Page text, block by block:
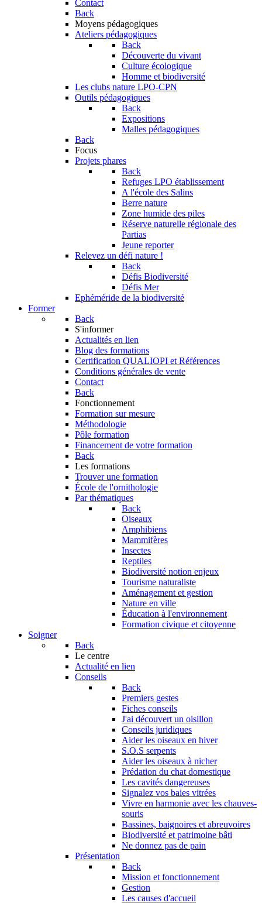
Contact
Back
Moyens pédagogiques
Ateliers pédagogiques
Back
Découverte du vivant
Culture écologique
Homme et biodiversité
Les clubs nature LPO-CPN
Outils pédagogiques
Back
Expositions
Malles pédagogiques
Back
Focus
Projets phares
Back
Refuges LPO établissement
A l'école des Salins
Berre nature
Zone humide des piles
Réserve naturelle régionale des
Partias
Jeune reporter
Relevez un défi nature !
Back
Défis Biodiversité
Défis Mer
Ephéméride de la biodiversité
Former
Back
S'informer
Actualités en lien
Blog des formations
Certification QUALIOPI et Références
Conditions générales de vente
Contact
Back
Fonctionnement
Formation sur mesure
Méthodologie
Pôle formation
Financement de votre formation
Back
Les formations
Trouver une formation
École de l'ornithologie
Par thématiques
Back
Oiseaux
Amphibiens
Mammifères
Insectes
Reptiles
Biodiversité notion enjeux
Tourisme naturaliste
Aménagement et gestion
Nature en ville
Éducation à l'environnement
Formation civique et citoyenne
Soigner
Back
Le centre
Actualité en lien
Conseils
Back
Premiers gestes
Fiches conseils
J'ai découvert un oisillon
Conseils juridiques
Aider les oiseaux en hiver
S.O.S serpents
Aider les oiseaux à nicher
Prédation du chat domestique
Les cavités dangereuses
Signalez vos baies vitrées
Vivre en harmonie avec les chauves-
souris
Bassines, baignoires et abreuvoires
Biodiversité et patrimoine bâti
Ne donnez pas de pain
Présentation
Back
Mission et fonctionnement
Gestion
Les causes d'accueil